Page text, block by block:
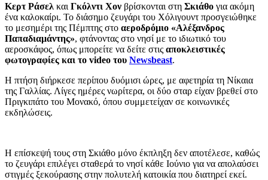
Κερτ Ράσελ και Γκόλντι Χον βρίσκονται στη Σκιάθο για ακόμη
ένα καλοκαίρι. Το διάσημο ζευγάρι του Χόλιγουντ προσγειώθηκε
το μεσημέρι της Πέμπτης στο αεροδρόμιο «Αλέξανδρος
Παπαδιαμάντης», φτάνοντας στο νησί με το ιδιωτικό του
αεροσκάφος, όπως μπορείτε να δείτε στις αποκλειστικές
φωτογραφίες και το video του Newsbeast.
Η πτήση διήρκεσε περίπου δυόμισι ώρες, με αφετηρία τη Νίκαια
της Γαλλίας. Λίγες ημέρες νωρίτερα, οι δύο σταρ είχαν βρεθεί στο
Πριγκιπάτο του Μονακό, όπου συμμετείχαν σε κοινωνικές
εκδηλώσεις.
Η επίσκεψή τους στη Σκιάθο μόνο έκπληξη δεν αποτέλεσε, καθώς
το ζευγάρι επιλέγει σταθερά το νησί κάθε Ιούνιο για να απολαύσει
στιγμές ξεκούρασης στην πολυτελή κατοικία που διατηρεί εκεί.